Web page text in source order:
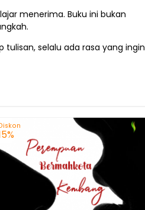
menerima. Buku ini bukan
selalu ada rasa yang ingin